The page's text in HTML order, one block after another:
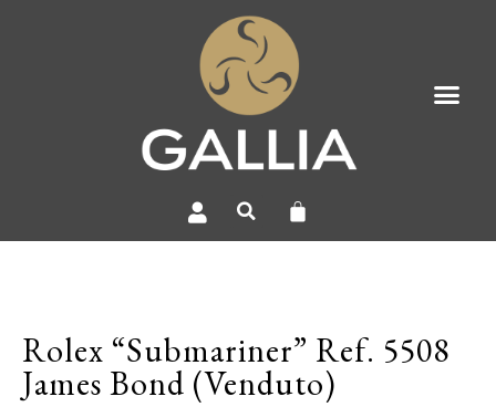
Rolex “Submariner” Ref. 5508
James Bond (Venduto)